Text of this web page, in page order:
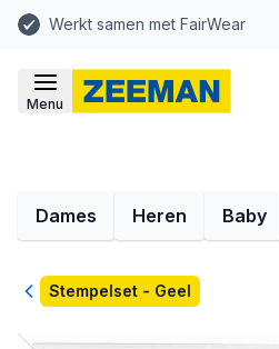
Werkt samen met FairWear
Menu
Dames Heren Baby
TerugStempelset - Geel